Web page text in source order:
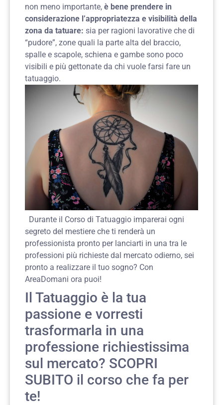
non meno importante, è bene prendere in
considerazione l’appropriatezza e visibilità della
zona da tatuare: sia per ragioni lavorative che di
“pudore”, zone quali la parte alta del braccio,
spalle e scapole, schiena e gambe sono poco
visibili e più gettonate da chi vuole farsi fare un
tatuaggio.
Durante il Corso di Tatuaggio imparerai ogni
segreto del mestiere che ti renderà un
professionista pronto per lanciarti in una tra le
professioni più richieste dal mercato odierno, sei
pronto a realizzare il tuo sogno? Con
AreaDomani ora puoi!
Il Tatuaggio è la tua
passione e vorresti
trasformarla in una
professione richiestissima
sul mercato? SCOPRI
SUBITO il corso che fa per
te!